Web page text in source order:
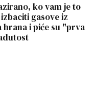
ko vam je to
gasove iz
hrana i piće su "prva